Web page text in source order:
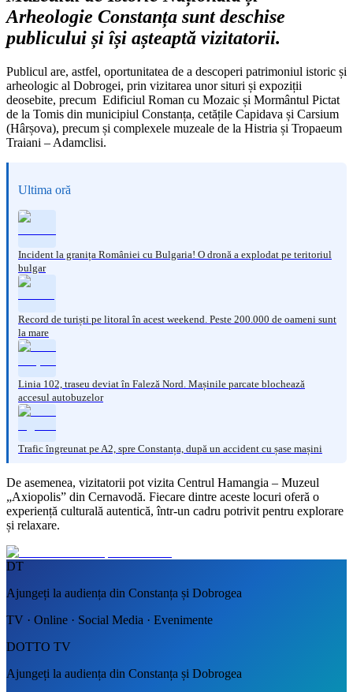
Arheologie Constanța sunt deschise
publicului și își așteaptă vizitatorii.
Publicul are, astfel, oportunitatea de a descoperi patrimoniul istoric și
arheologic al Dobrogei, prin vizitarea unor situri și expoziții
deosebite, precum Edificiul Roman cu Mozaic și Mormântul Pictat
de la Tomis din municipiul Constanța, cetățile Capidava și Carsium
(Hârșova), precum și complexele muzeale de la Histria și Tropaeum
Traiani – Adamclisi.
Ultima oră
Incident la granița României cu Bulgaria! O dronă a explodat pe teritoriul
bulgar
Record de turiști pe litoral în acest weekend. Peste 200.000 de oameni sunt
la mare
Linia 102, traseu deviat în Faleză Nord. Mașinile parcate blochează
accesul autobuzelor
Trafic îngreunat pe A2, spre Constanța, după un accident cu șase mașini
De asemenea, vizitatorii pot vizita Centrul Hamangia – Muzeul
„Axiopolis” din Cernavodă. Fiecare dintre aceste locuri oferă o
experiență culturală autentică, într-un cadru potrivit pentru explorare
și relaxare.
DT
Ajungeți la audiența din Constanța și Dobrogea
TV · Online · Social Media · Evenimente
DOTTO TV
Ajungeți la audiența din Constanța și Dobrogea